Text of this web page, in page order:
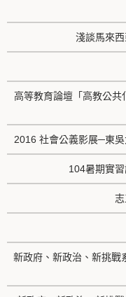
淺談馬來
高等教育論壇「高教公共
2016 社會公義影展─東吳
104暑期實
新政府、新政治、新挑戰